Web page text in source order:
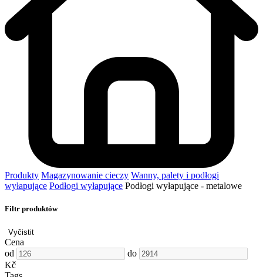
Produkty Magazynowanie cieczy Wanny, palety i podłogi
wyłapujące Podłogi wyłapujące Podłogi wyłapujące - metalowe
Filtr produktów
Vyčistit
Cena
od
do
Kč